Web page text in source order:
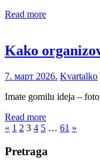
Read more
Kako
7. март 2026. Kvartalko
Imate gomilu ideja –
Read more
Пагинација
чланака
« Previous
1 2 3 4 5 … 61 Next
»
Pretraga